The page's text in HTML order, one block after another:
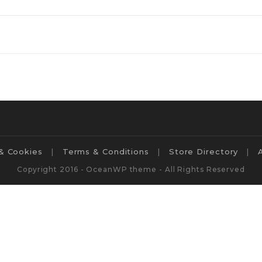
Cookies Terms & Conditions Store Directory
Copyright 2016 - OceanWP theme - All Rights Reserved